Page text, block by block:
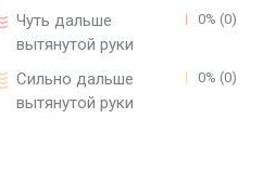
Чуть дальше
вытянутой руки
0% (0)
Сильно дальше
вытянутой руки
0% (0)